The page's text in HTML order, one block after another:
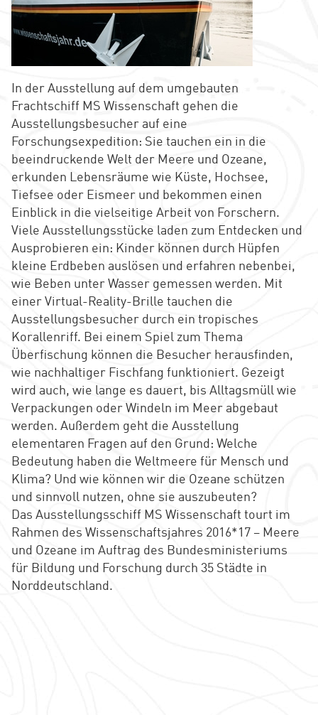
In der Ausstellung auf dem umgebauten
Frachtschiff MS Wissenschaft gehen die
Ausstellungsbesucher auf eine
Forschungsexpedition: Sie tauchen ein in die
beeindruckende Welt der Meere und Ozeane,
erkunden Lebensräume wie Küste, Hochsee,
Tiefsee oder Eismeer und bekommen einen
Einblick in die vielseitige Arbeit von Forschern.
Viele Ausstellungsstücke laden zum Entdecken und
Ausprobieren ein: Kinder können durch Hüpfen
kleine Erdbeben auslösen und erfahren nebenbei,
wie Beben unter Wasser gemessen werden. Mit
einer Virtual-Reality-Brille tauchen die
Ausstellungsbesucher durch ein tropisches
Korallenriff. Bei einem Spiel zum Thema
Überfischung können die Besucher herausfinden,
wie nachhaltiger Fischfang funktioniert. Gezeigt
wird auch, wie lange es dauert, bis Alltagsmüll wie
Verpackungen oder Windeln im Meer abgebaut
werden. Außerdem geht die Ausstellung
elementaren Fragen auf den Grund: Welche
Bedeutung haben die Weltmeere für Mensch und
Klima? Und wie können wir die Ozeane schützen
und sinnvoll nutzen, ohne sie auszubeuten?
Das Ausstellungsschiff MS Wissenschaft tourt im
Rahmen des Wissenschaftsjahres 2016*17 – Meere
und Ozeane im Auftrag des Bundesministeriums
für Bildung und Forschung durch 35 Städte in
Norddeutschland.